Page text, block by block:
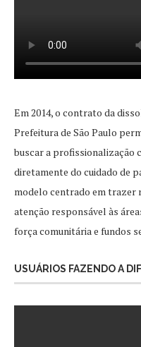
Em 2014, o contrato da
Prefeitura de São Paulo
buscar a profissionalização
diretamente do cuidado de
modelo centrado em trazer
atenção responsável às
força comunitária e fundos
USUÁRIOS FAZENDO A